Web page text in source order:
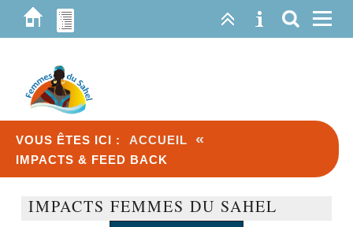
VOUS ÊTES ICI : ACCUEIL «
IMPACTS & FEED BACK
IMPACTS FEMMES DU SAHEL